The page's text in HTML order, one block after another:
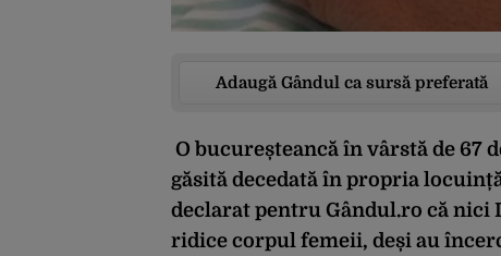
Adaugă Gândul ca sursă preferată
O bucureșteancă în vârstă de 67
găsită decedată în propria
declarat pentru Gândul.ro că nici
ridice corpul femeii, deși au